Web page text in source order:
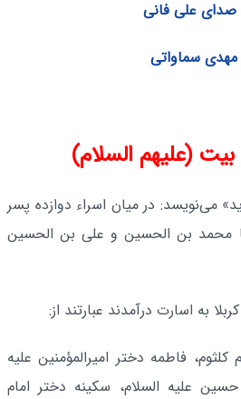
صدای علی فانی
مهدی سماواتی
(علیهم السلام)
مى‌نویسد: در میان اسراء دوازده پسر
محمد بن الحسین‌ و على بن الحسین
به اسارت درآمدند عبارتند از:
کلثوم‌، فاطمه دختر امیرالمؤمنین علیه
علیه السلام‌، سکینه دختر امام